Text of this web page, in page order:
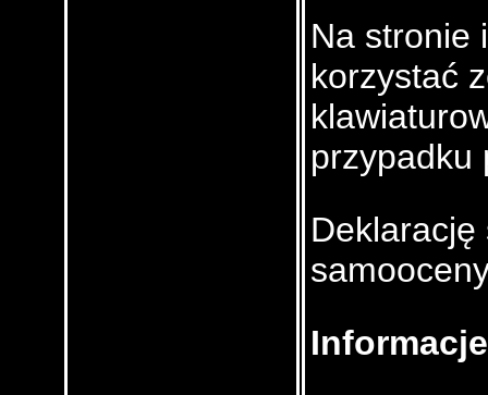
Na stronie
korzystać
przypadku